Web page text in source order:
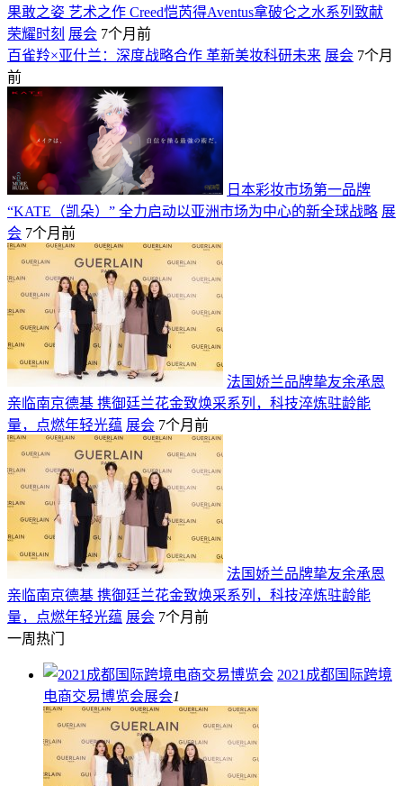
果敢之姿 艺术之作 Creed恺芮得Aventus拿破仑之水系列致献
荣耀时刻 展会 7个月前
百雀羚×亚什兰：深度战略合作 革新美妆科研未来 展会 7个月
前
日本彩妆市场第一品牌
“KATE（凯朵）” 全力启动以亚洲市场为中心的新全球战略 展
会 7个月前
法国娇兰品牌挚友余承恩
亲临南京德基 携御廷兰花金致焕采系列，科技淬炼驻龄能
量，点燃年轻光蕴 展会 7个月前
法国娇兰品牌挚友余承恩
亲临南京德基 携御廷兰花金致焕采系列，科技淬炼驻龄能
量，点燃年轻光蕴 展会 7个月前
一周热门
2021成都国际跨境
电商交易博览会展会1